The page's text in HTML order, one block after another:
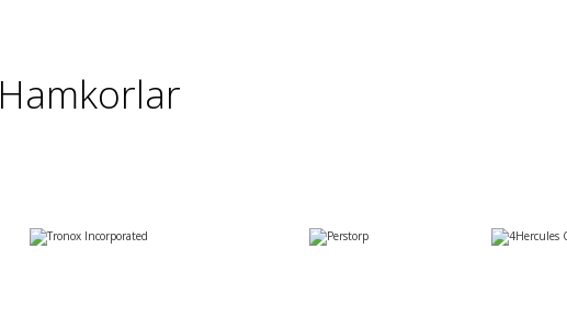
Hamkorlar